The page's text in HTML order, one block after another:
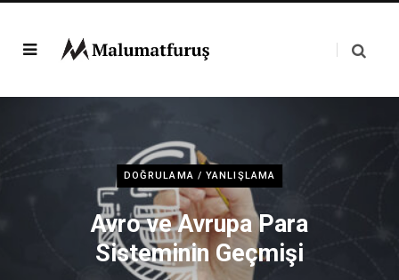
DOĞRULAMA / YANLIŞLAMA
Avro ve Avrupa Para
Sisteminin Geçmişi